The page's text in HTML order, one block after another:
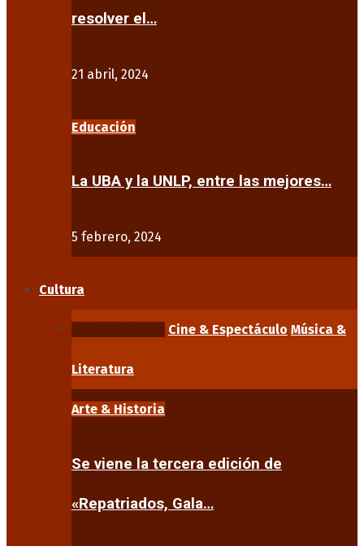
resolver el…
21 abril, 2024
Educación
La UBA y la UNLP, entre las mejores…
5 febrero, 2024
Cultura
Cine & Espectáculo Música &
Literatura
Arte & Historia
Se viene la tercera edición de
«Repatriados, Gala…